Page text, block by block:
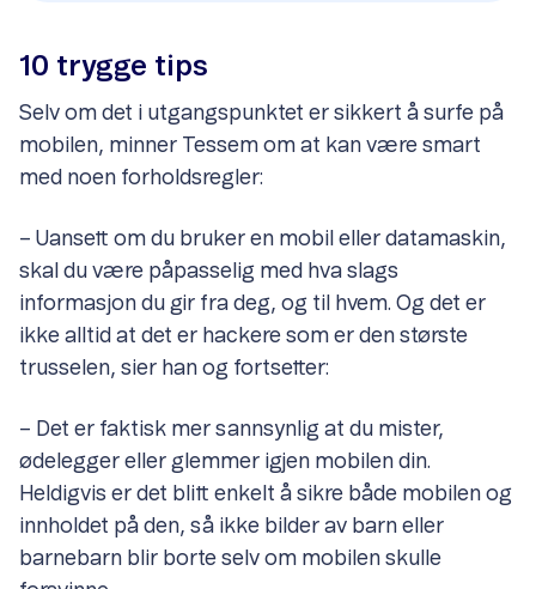
10 trygge tips
Selv om det i utgangspunktet er sikkert å surfe på
mobilen, minner Tessem om at kan være smart
med noen forholdsregler:
– Uansett om du bruker en mobil eller datamaskin,
skal du være påpasselig med hva slags
informasjon du gir fra deg, og til hvem. Og det er
ikke alltid at det er hackere som er den største
trusselen, sier han og fortsetter:
– Det er faktisk mer sannsynlig at du mister,
ødelegger eller glemmer igjen mobilen din.
Heldigvis er det blitt enkelt å sikre både mobilen og
innholdet på den, så ikke bilder av barn eller
barnebarn blir borte selv om mobilen skulle